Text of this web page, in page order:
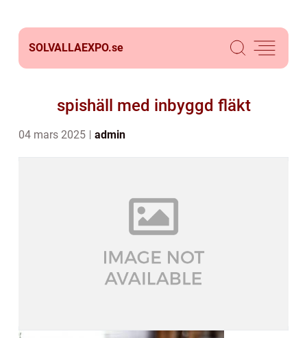
SOLVALLAEXPO.se
spishäll med inbyggd fläkt
04 mars 2025 admin